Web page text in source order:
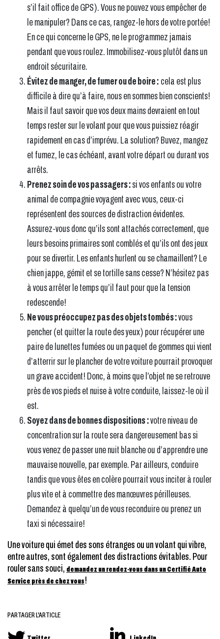
s’il fait office de GPS). Vous ne pouvez vous empêcher de
le manipuler? Dans ce cas, rangez-le hors de votre portée!
En ce qui concerne le GPS, ne le programmez jamais
pendant que vous roulez. Immobilisez-vous plutôt dans un
endroit sécuritaire.
Évitez de manger, de fumer ou de boire : cela est plus
difficile à dire qu’à faire, nous en sommes bien conscients!
Mais il faut savoir que vos deux mains devraient en tout
temps rester sur le volant pour que vous puissiez réagir
rapidement en cas d’imprévu. La solution? Buvez, mangez
et fumez, le cas échéant, avant votre départ ou durant vos
arrêts.
Prenez soin de vos passagers :si vos enfants ou votre
animal de compagnie voyagent avec vous, ceux-ci
représentent des sources de distraction évidentes.
Assurez-vous donc qu’ils sont attachés correctement, que
leurs besoins primaires sont comblés et qu’ils ont des jeux
pour se divertir. Les enfants hurlent ou se chamaillent? Le
chien jappe, gémit et se tortille sans cesse? N’hésitez pas
à vous arrêter le temps qu’il faut pour que la tension
redescende!
Ne vous préoccupez pas des objets tombés :vous
pencher (et quitter la route des yeux) pour récupérer une
paire de lunettes fumées ou un paquet de gommes qui vient
d’atterrir sur le plancher de votre voiture pourrait provoquer
un grave accident! Donc, à moins que l’objet ne se retrouve
près de vos pieds et nuise à votre conduite, laissez-le où il
est.
Soyez dans de bonnes dispositions:votre niveau de
concentration sur la route sera dangereusement bas si
vous venez de passer une nuit blanche ou d’apprendre une
mauvaise nouvelle, par exemple. Par ailleurs, conduire
tandis que vous êtes en colère pourrait vous inciter à rouler
plus vite et à commettre des manœuvres périlleuses.
Demandez à quelqu’un de vous reconduire ou prenez un
taxi si nécessaire!
Une voiture qui émet des sons étranges ou un volant qui vibre,
entre autres, sont également des distractions évitables. Pour
rouler sans souci, demandez un rendez-vous dans un Certifié Auto
Service près de chez vous!
PARTAGER L'ARTICLE